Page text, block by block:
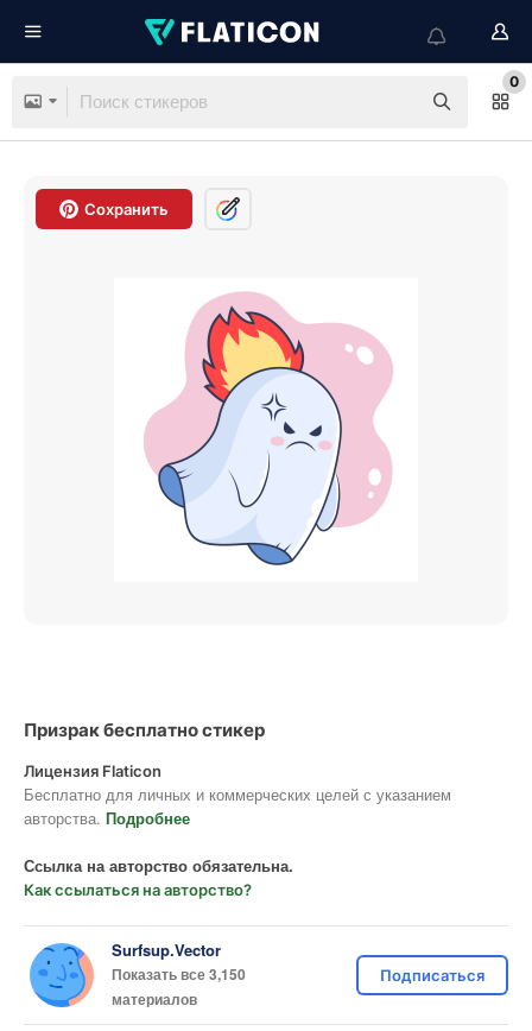
0
Сохранить
Призрак бесплатно стикер
Лицензия Flaticon
Бесплатно для личных и коммерческих целей с указанием
авторства. Подробнее
Ссылка на авторство обязательна.
Как ссылаться на авторство?
Surfsup.Vector
Показать все 3,150
материалов
Подписаться